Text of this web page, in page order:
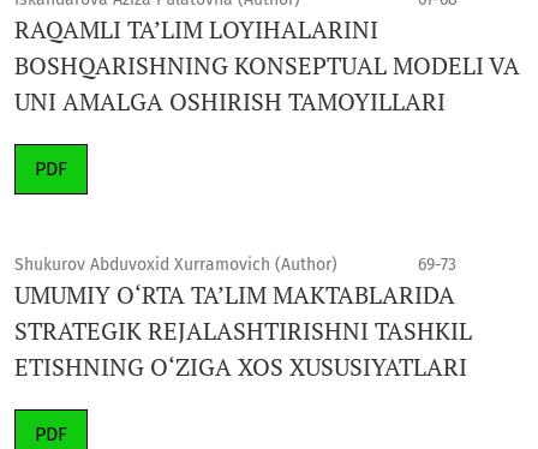
RAQAMLI TA’LIM LOYIHALARINI
BOSHQARISHNING KONSEPTUAL MODELI VA
UNI AMALGA OSHIRISH TAMOYILLARI
PDF
Shukurov Abduvoxid Xurramovich (Author) 69-73
UMUMIY O‘RTA TA’LIM MAKTABLARIDA
STRATEGIK REJALASHTIRISHNI TASHKIL
ETISHNING O‘ZIGA XOS XUSUSIYATLARI
PDF